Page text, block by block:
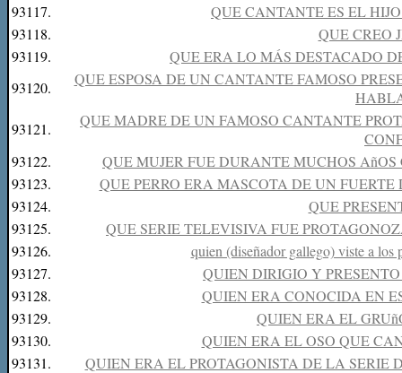
93117.
QUE CANTANTE ES EL
93118.
QUE CREO
93119.
QUE ERA LO MÁS DESTACADO
93120.
QUE ESPOSA DE UN CANTANTE FAMOSO
93121.
QUE MADRE DE UN FAMOSO CANTANTE
93122.
QUE MUJER FUE DURANTE MUCHOS
93123.
QUE PERRO ERA MASCOTA DE UN
93124.
QUE
93125.
QUE SERIE TELEVISIVA FUE
93126.
quien (diseñador gallego) viste a los
93127.
QUIEN DIRIGIO Y
93128.
QUIEN ERA CONOCIDA EN
93129.
QUIEN ERA EL
93130.
QUIEN ERA EL OSO QUE
93131.
QUIEN ERA EL PROTAGONISTA DE LA